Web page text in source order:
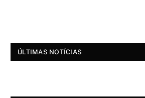
ÚLTIMAS NOTÍCIAS